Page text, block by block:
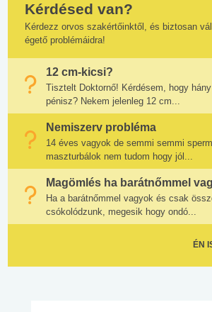
Kérdésed van?
Kérdezz orvos szakértőinktől, és biztosan
égető problémáidra!
12 cm-kicsi?
Tisztelt Doktornő! Kérdésem, hogy
pénisz? Nekem jelenleg 12 cm...
Nemiszerv probléma
14 éves vagyok de semmi semmi
maszturbálok nem tudom hogy jól...
Magömlés ha barátnőmmel
Ha a barátnőmmel vagyok és csak
csókolódzunk, megesik hogy ondó...
ÉN